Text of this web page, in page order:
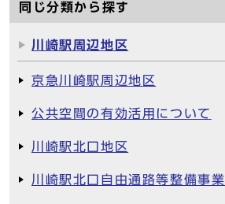
同じ分類から探す
川崎駅周辺地区
京急川崎駅周辺地区
公共空間の有効活用について
川崎駅北口地区
川崎駅北口自由通路等整備事業